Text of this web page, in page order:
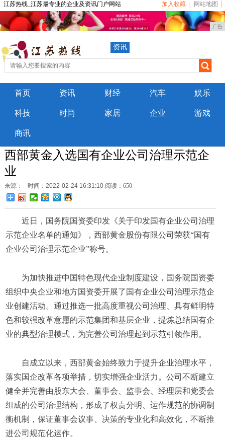
江苏热线_江苏最专业的企业及资讯门户网站 加入收藏 网站地图
广告
资讯
首页 资讯 财经 汽车 娱乐
科技 时尚 家居 企业 游戏
商讯
西部黄金入选国有企业公司治理示范企
业
来源： 时间：2022-02-24 16:31:10 阅读：650
近日，国务院国资委印发《关于印发国有企业公司治理
示范企业名单的通知》，西部黄金股份有限公司荣获“国有
企业公司治理示范企业”称号。
为加快推进中国特色现代企业制度建设，国务院国资委
组织中央企业和地方国资委开展了国有企业公司治理示范企
业创建活动。通过推选一批高度重视公司治理、具有鲜明特
色和较强改革意愿的示范集团和基层企业，提炼总结国有企
业的典型治理模式，为完善公司治理起到示范引领作用。
自成立以来，西部黄金始终致力于提升企业治理水平，
落实国企改革各项举措，切实增强企业活力。公司不断建立
健全并完善由股东大会、董事会、监事会、经理层和党委会
组成的公司治理结构，形成了权责分明、运作规范的协调制
衡机制，保证董事会议事、决策的专业化和高效化，不断推
进公司规范化运作。